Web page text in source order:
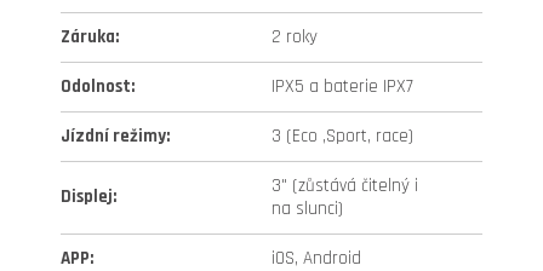
Záruka: 2 roky
Odolnost: IPX5 a baterie IPX7
Jízdní režimy: 3 (Eco ,Sport, race)
Displej:
3" (zůstává čitelný i
na slunci)
APP: iOS, Android